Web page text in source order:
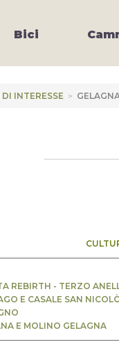
Bici
INTERESSE >
REBIRTH - TERZO
E CASALE SAN
E MOLINO GELAGNA